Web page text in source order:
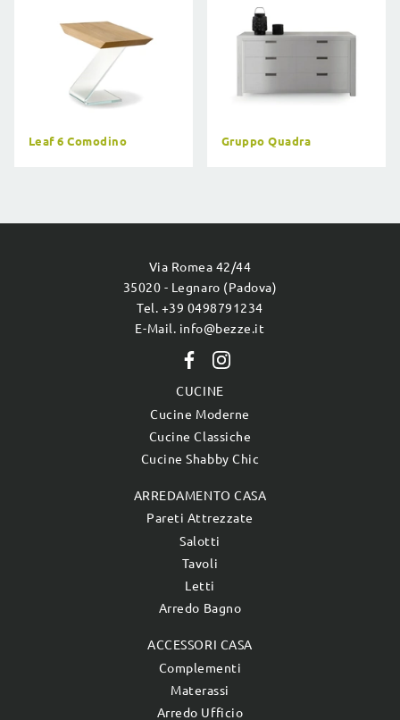
Leaf 6 Comodino Gruppo Quadra
Via Romea 42/44
35020 - Legnaro (Padova)
Tel. +39 0498791234
E-Mail. info@bezze.it
CUCINE
Cucine Moderne
Cucine Classiche
Cucine Shabby Chic
ARREDAMENTO CASA
Pareti Attrezzate
Salotti
Tavoli
Letti
Arredo Bagno
ACCESSORI CASA
Complementi
Materassi
Arredo Ufficio